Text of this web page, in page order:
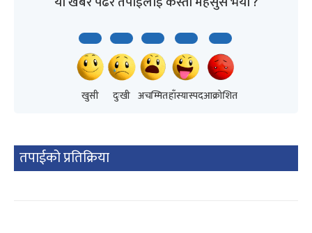
खुसी दुःखी अचम्मितहाँस्यास्पदआक्रोशित
तपाईको प्रतिक्रिया